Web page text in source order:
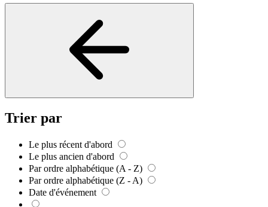
Trier par
Le plus récent d'abord
Le plus ancien d'abord
Par ordre alphabétique (A - Z)
Par ordre alphabétique (Z - A)
Date d'événement